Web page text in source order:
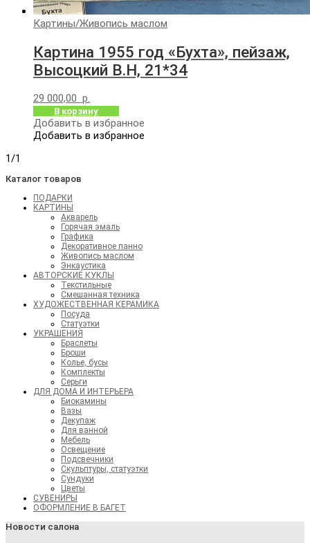
Картины/Живопись маслом
Картина 1955 год «Бухта», пейзаж,
Высоцкий В.Н, 21*34
29 000,00 р.
В корзину
Добавить в избранное
Добавить в избранное
1/1
Каталог товаров
ПОДАРКИ
КАРТИНЫ
Акварель
Горячая эмаль
Графика
Декоративное панно
Живопись маслом
Энкаустика
АВТОРСКИЕ КУКЛЫ
Текстильные
Смешанная техника
ХУДОЖЕСТВЕННАЯ КЕРАМИКА
Посуда
Статуэтки
УКРАШЕНИЯ
Браслеты
Броши
Колье, бусы
Комплекты
Серьги
ДЛЯ ДОМА И ИНТЕРЬЕРА
Биокамины
Вазы
Декупаж
Для ванной
Мебель
Освещение
Подсвечники
Скульптуры, статуэтки
Сундуки
Цветы
СУВЕНИРЫ
ОФОРМЛЕНИЕ В БАГЕТ
Новости салона